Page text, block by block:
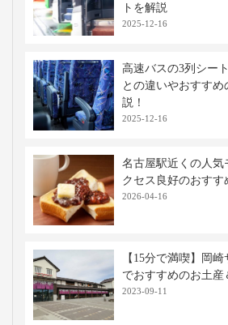
トを解説
2025-12-16
高速バスの3列シー
との違いやおすす
説！
2025-12-16
名古屋駅近くの人気
クセス良好のおすす
2026-04-16
【15分で満喫】岡
でおすすめのお土産
2023-09-11